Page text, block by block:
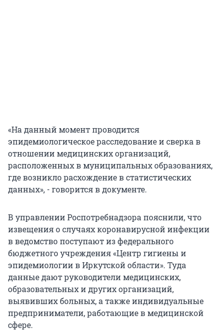
«На данный момент проводится
эпидемиологическое расследование и сверка в
отношении медицинских организаций,
расположенных в муниципальных образованиях,
где возникло расхождение в статистических
данных», - говорится в документе.
В управлении Роспотребнадзора пояснили, что
извещения о случаях коронавирусной инфекции
в ведомство поступают из федерального
бюджетного учреждения «Центр гигиены и
эпидемиологии в Иркутской области». Туда
данные дают руководители медицинских,
образовательных и других организаций,
выявивших больных, а также индивидуальные
предприниматели, работающие в медицинской
сфере.